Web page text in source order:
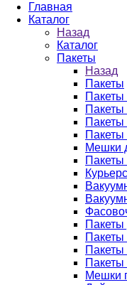
Главная
Каталог
Назад
Каталог
Пакеты
Назад
Пакеты
Пакеты
Пакеты
Мешки
Пакеты
Пакеты
Пакеты
Мешки